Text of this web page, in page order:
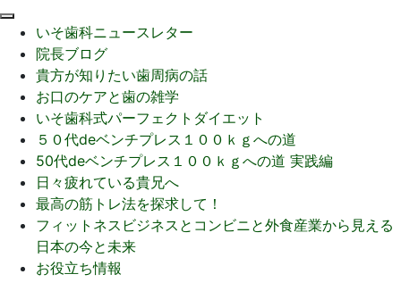
いそ歯科ニュースレター
院長ブログ
貴方が知りたい歯周病の話
お口のケアと歯の雑学
いそ歯科式パーフェクトダイエット
５０代deベンチプレス１００ｋｇへの道
50代deベンチプレス１００ｋｇへの道 実践編
日々疲れている貴兄へ
最高の筋トレ法を探求して！
フィットネスビジネスとコンビニと外食産業から見える
日本の今と未来
お役立ち情報